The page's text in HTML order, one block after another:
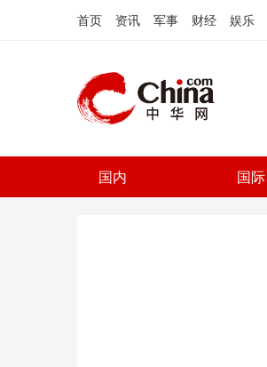
首页 资讯 军事 财经 娱乐
国内 国际